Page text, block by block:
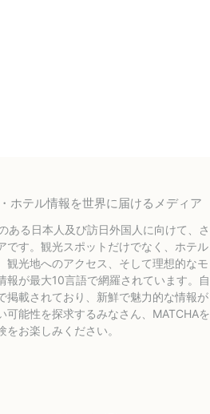
ホテル情報を世界に届けるメディア
ある日本人及び訪日外国人に向けて、さ
です。観光スポットだけでなく、ホテル
観光地へのアクセス、そして理想的なモ
報が最大10言語で網羅されています。自
掲載されており、新鮮で魅力的な情報が
可能性を探求するみなさん、MATCHAを
お楽しみください。